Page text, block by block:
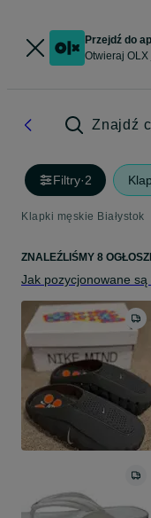
Przejdź do
Otwieraj
Znajdź
Filtry·2
Klapki męskie Białystok
ZNALEŹLIŚMY 8
Jak pozycjonowane są